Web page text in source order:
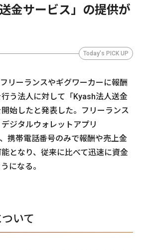
金サービス」の提供が
Today's PICK UP
リーランスやギグワーカーに報酬
う法人に対して「Kyash法人送金
始したと発表した。フリーランス
ジタルウォレットアプリ
携帯電話番号のみで報酬や売上金
となり、従来に比べて迅速に資金
になる。
いて